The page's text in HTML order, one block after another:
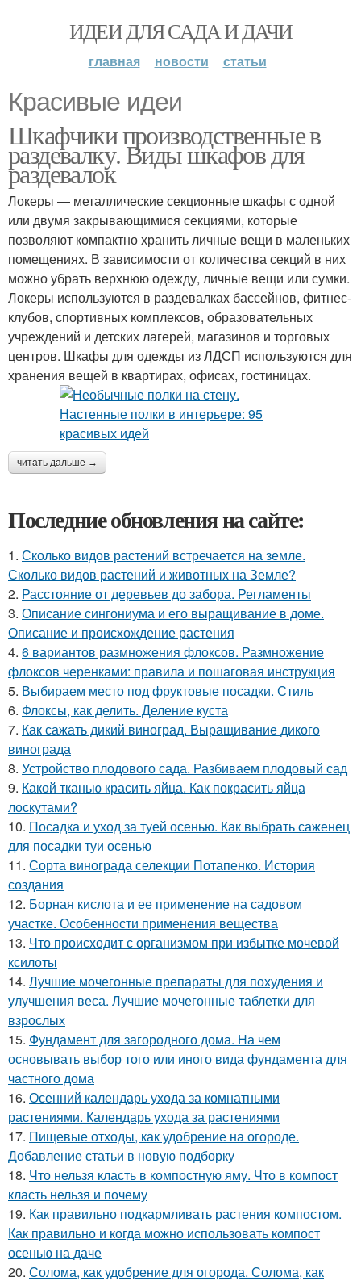
ИДЕИ ДЛЯ САДА И ДАЧИ
главная новости статьи
Красивые идеи
Шкафчики производственные в
раздевалку. Виды шкафов для
раздевалок
Локеры — металлические секционные шкафы с одной
или двумя закрывающимися секциями, которые
позволяют компактно хранить личные вещи в маленьких
помещениях. В зависимости от количества секций в них
можно убрать верхнюю одежду, личные вещи или сумки.
Локеры используются в раздевалках бассейнов, фитнес-
клубов, спортивных комплексов, образовательных
учреждений и детских лагерей, магазинов и торговых
центров. Шкафы для одежды из ЛДСП используются для
хранения вещей в квартирах, офисах, гостиницах.
читать дальше →
Последние обновления на сайте:
1. Сколько видов растений встречается на земле.
Сколько видов растений и животных на Земле?
2. Расстояние от деревьев до забора. Регламенты
3. Описание сингониума и его выращивание в доме.
Описание и происхождение растения
4. 6 вариантов размножения флоксов. Размножение
флоксов черенками: правила и пошаговая инструкция
5. Выбираем место под фруктовые посадки. Стиль
6. Флоксы, как делить. Деление куста
7. Как сажать дикий виноград. Выращивание дикого
винограда
8. Устройство плодового сада. Разбиваем плодовый сад
9. Какой тканью красить яйца. Как покрасить яйца
лоскутами?
10. Посадка и уход за туей осенью. Как выбрать саженец
для посадки туи осенью
11. Сорта винограда селекции Потапенко. История
создания
12. Борная кислота и ее применение на садовом
участке. Особенности применения вещества
13. Что происходит с организмом при избытке мочевой
ксилоты
14. Лучшие мочегонные препараты для похудения и
улучшения веса. Лучшие мочегонные таблетки для
взрослых
15. Фундамент для загородного дома. На чем
основывать выбор того или иного вида фундамента для
частного дома
16. Осенний календарь ухода за комнатными
растениями. Календарь ухода за растениями
17. Пищевые отходы, как удобрение на огороде.
Добавление статьи в новую подборку
18. Что нельзя класть в компостную яму. Что в компост
класть нельзя и почему
19. Как правильно подкармливать растения компостом.
Как правильно и когда можно использовать компост
осенью на даче
20. Солома, как удобрение для огорода. Солома, как